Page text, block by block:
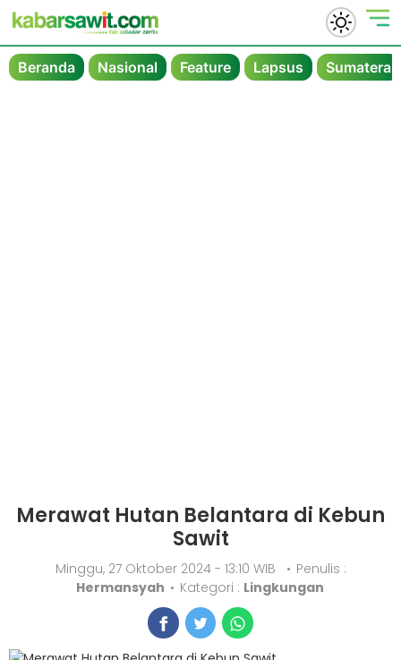
Beranda Nasional Feature Lapsus Sumatera
Merawat Hutan Belantara di Kebun
Sawit
Minggu, 27 Oktober 2024 - 13:10 WIB • Penulis :
Hermansyah • Kategori : Lingkungan